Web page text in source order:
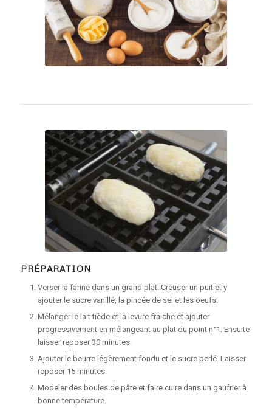
PRÉPARATION
Verser la farine dans un grand plat. Creuser un puit et y
ajouter le sucre vanillé, la pincée de sel et les oeufs.
Mélanger le lait tiède et la levure fraiche et ajouter
progressivement en mélangeant au plat du point n°1. Ensuite
laisser reposer 30 minutes.
Ajouter le beurre légèrement fondu et le sucre perlé. Laisser
reposer 15 minutes.
Modeler des boules de pâte et faire cuire dans un gaufrier à
bonne température.